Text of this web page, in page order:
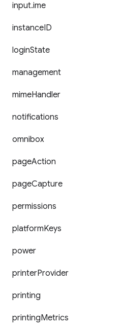
input.ime
instanceID
loginState
management
mimeHandler
notifications
omnibox
pageAction
pageCapture
permissions
platformKeys
power
printerProvider
printing
printingMetrics